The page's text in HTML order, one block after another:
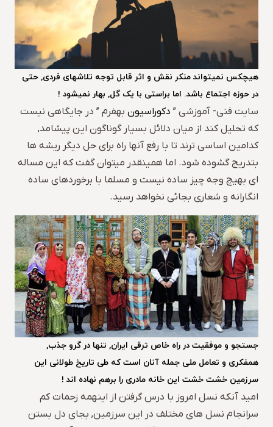
هیچکس نمیتواند منکر نقش و اثر قابل توجه تلاشهای فردی, حتی
در حوزه اجتماع باشد. اما براستی با یک گل, بهار نمیشود !
سایت فنی- آموزشی ” دکوراسیون بهفرم ” در جایگاهی نیست
که تحلیل کند از میان دلائل بسیار گوناگون این پیشامد,
کدامین اساسی ترند تا با رفع آنها راه برای حل دیگر ریشه ها
بتدریج گشوده شود. اما همینقدر میتوان گفت که این مساله
ای بهیچ وجه چیز ساده نیست و مسلما با برخوردهای ساده
انگارانه و شعاری بجائی نخواهد رسید.
جستجو و موفقیت در راه خاص ترقی ایران, تنها در گرو جذب,
همفکری و تعامل ملی جمله آنان است که طی تاریخ طولانی این
سرزمین خشت خشت این خانه مادری را برهم نهاده اند !
امید آنکه نسل امروز با درس گرفتن از اینهمه زحمات کم
سرانجام نسل های مختلف در این سرزمین, بجای دل بستن